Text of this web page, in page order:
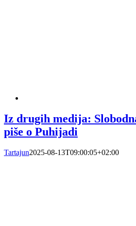
Iz drugih medija:
piše o Puhijadi
Tartajun2025-08-13T09:00:05+02:00